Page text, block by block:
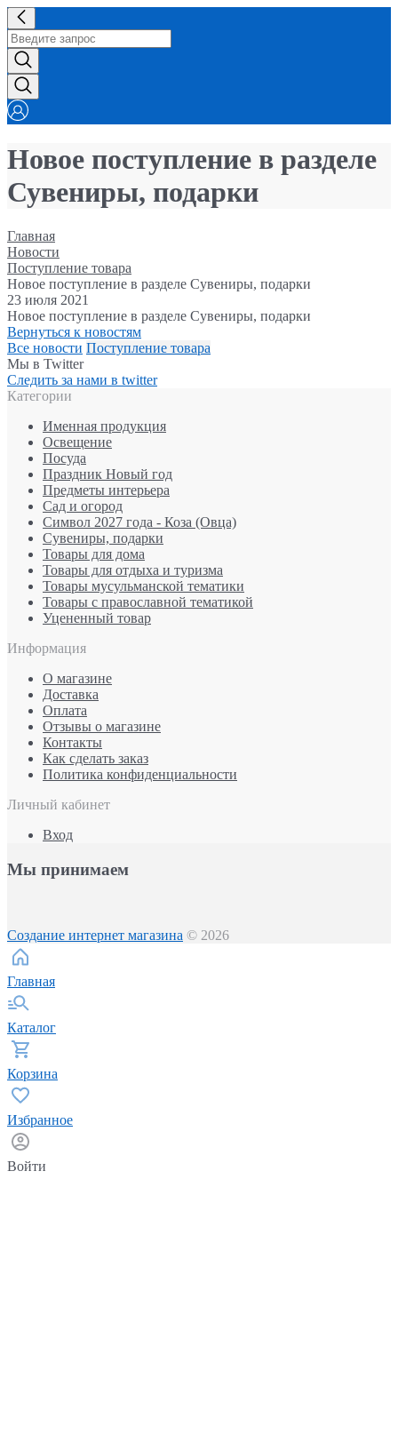
Новое поступление в разделе
Сувениры, подарки
Главная
Новости
Поступление товара
Новое поступление в разделе Сувениры, подарки
23 июля 2021
Новое поступление в разделе Сувениры, подарки
Вернуться к новостям
Все новости Поступление товара
Мы в Twitter
Следить за нами в twitter
Категории
Именная продукция
Освещение
Посуда
Праздник Новый год
Предметы интерьера
Сад и огород
Символ 2027 года - Коза (Овца)
Сувениры, подарки
Товары для дома
Товары для отдыха и туризма
Товары мусульманской тематики
Товары с православной тематикой
Уцененный товар
Информация
О магазине
Доставка
Оплата
Отзывы о магазине
Контакты
Как сделать заказ
Политика конфиденциальности
Личный кабинет
Вход
Мы принимаем
Создание интернет магазина © 2026
Главная
Каталог
Корзина
Избранное
Войти